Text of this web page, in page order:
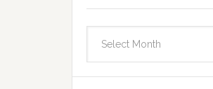
Archives